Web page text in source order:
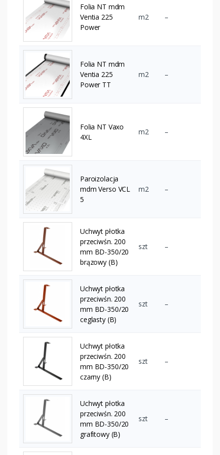
Folia NT mdm
Ventia 225
Power
m2 –
Folia NT mdm
Ventia 225
Power TT
m2 –
Folia NT Vaxo
4XL
m2 –
Paroizolacja
mdm Verso VCL
5
m2 –
Uchwyt płotka
przeciwśn. 200
mm BD-350/20
brązowy (B)
szt –
Uchwyt płotka
przeciwśn. 200
mm BD-350/20
ceglasty (B)
szt –
Uchwyt płotka
przeciwśn. 200
mm BD-350/20
czarny (B)
szt –
Uchwyt płotka
przeciwśn. 200
mm BD-350/20
grafitowy (B)
szt –